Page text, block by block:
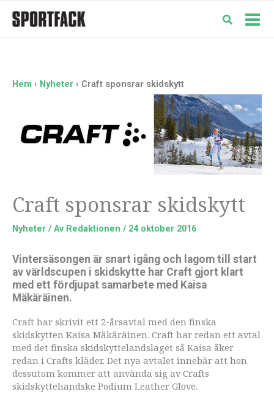
Hem Nyheter Craft sponsrar skidskytt
Craft sponsrar skidskytt
Nyheter / Av Redaktionen / 24 oktober 2016
Vintersäsongen är snart igång och lagom till start
av världscupen i skidskytte har Craft gjort klart
med ett fördjupat samarbete med Kaisa
Mäkäräinen.
Craft har skrivit ett 2-årsavtal med den finska
skidskytten Kaisa Mäkäräinen. Craft har redan ett avtal
med det finska skidskyttelandslaget så Kaisa åker
redan i Crafts kläder. Det nya avtalet innebär att hon
dessutom kommer att använda sig av Crafts
skidskyttehandske Podium Leather Glove.